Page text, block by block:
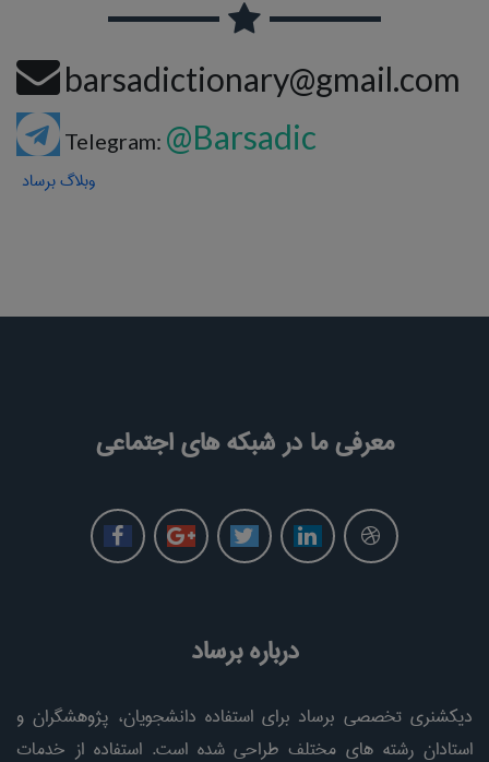
barsadictionary@gmail.com
Telegram: @Barsadic
وبلاگ برساد
معرفی ما در شبکه های اجتماعی
درباره برساد
دیکشنری تخصصی برساد برای استفاده دانشجویان، پژوهشگران و
استادان رشته های مختلف طراحی شده است. استفاده از خدمات